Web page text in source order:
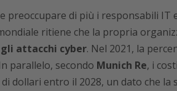
preoccupare di più i responsabili IT
ritiene che la propria
attacchi cyber. Nel 2021, la
parallelo, secondo Munich Re, i
dollari entro il 2028, un dato che la